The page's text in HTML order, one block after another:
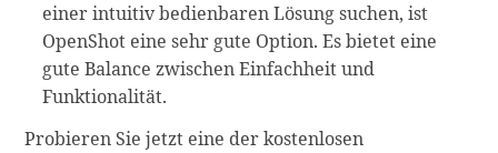
einer intuitiv bedienbaren Lösung suchen, ist
OpenShot eine sehr gute Option. Es bietet eine
gute Balance zwischen Einfachheit und
Funktionalität.
Probieren Sie jetzt eine der kostenlosen